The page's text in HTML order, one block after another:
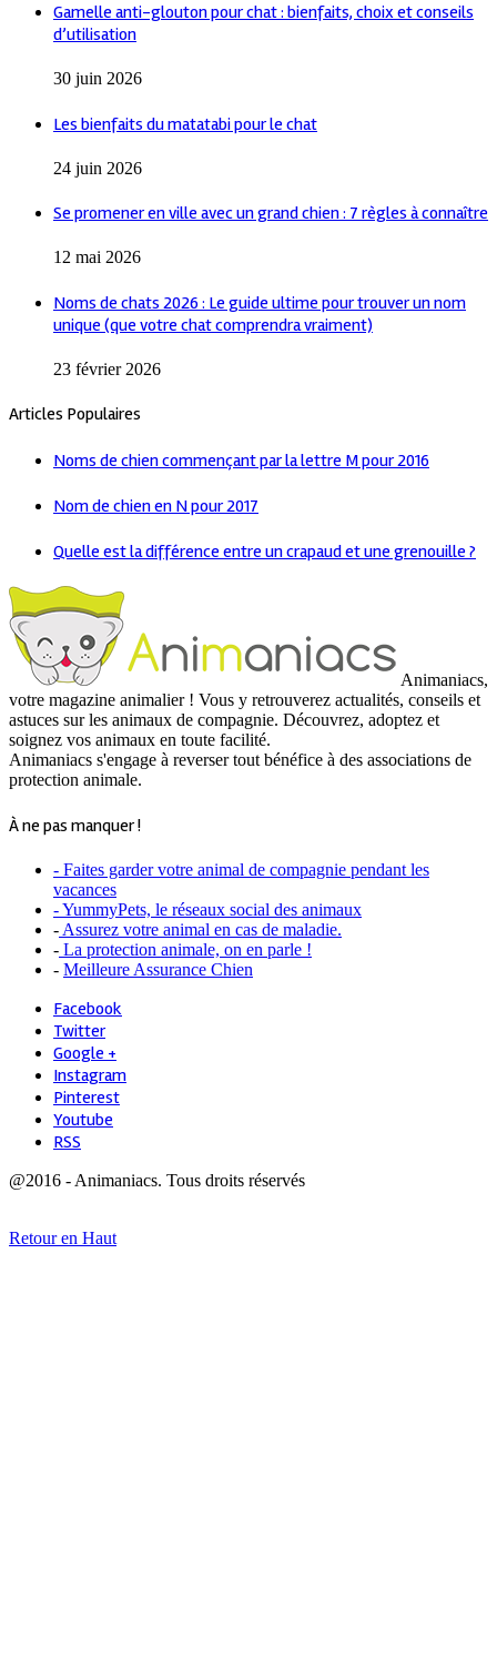
Gamelle anti-glouton pour chat : bienfaits, choix et conseils
d’utilisation
30 juin 2026
Les bienfaits du matatabi pour le chat
24 juin 2026
Se promener en ville avec un grand chien : 7 règles à connaître
12 mai 2026
Noms de chats 2026 : Le guide ultime pour trouver un nom
unique (que votre chat comprendra vraiment)
23 février 2026
Articles Populaires
Noms de chien commençant par la lettre M pour 2016
Nom de chien en N pour 2017
Quelle est la différence entre un crapaud et une grenouille ?
Animaniacs,
votre magazine animalier ! Vous y retrouverez actualités, conseils et
astuces sur les animaux de compagnie. Découvrez, adoptez et
soignez vos animaux en toute facilité.
Animaniacs s'engage à reverser tout bénéfice à des associations de
protection animale.
À ne pas manquer !
- Faites garder votre animal de compagnie pendant les
vacances
- YummyPets, le réseaux social des animaux
- Assurez votre animal en cas de maladie.
- La protection animale, on en parle !
- Meilleure Assurance Chien
Facebook
Twitter
Google +
Instagram
Pinterest
Youtube
RSS
@2016 - Animaniacs. Tous droits réservés
Retour en Haut